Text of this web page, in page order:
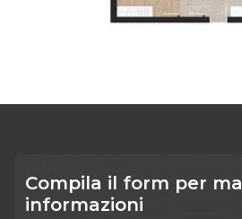
Compila il form per
informazioni